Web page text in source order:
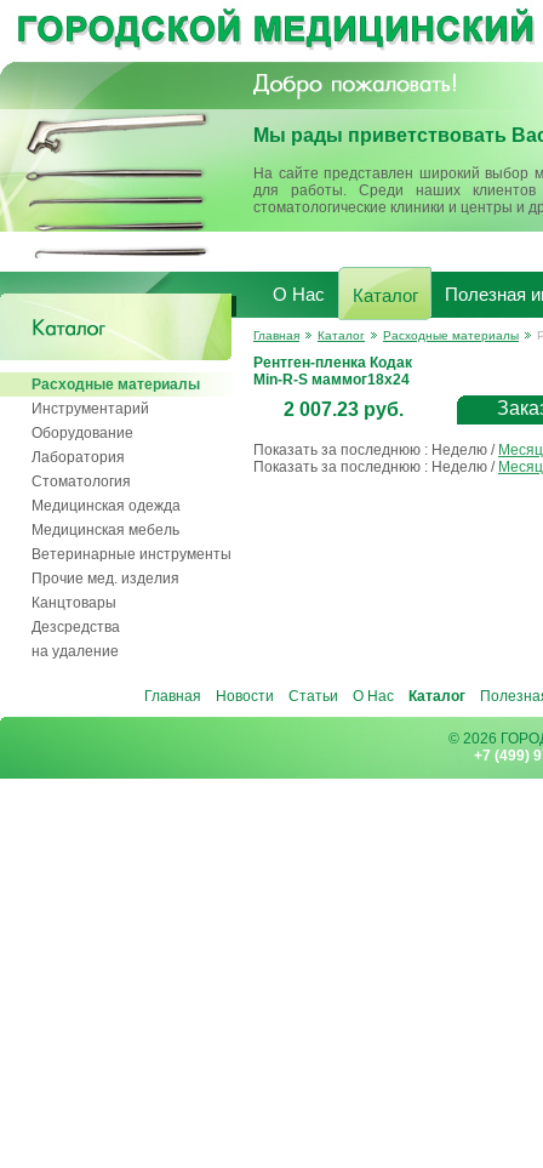
Мы рады приветствовать
На сайте представлен широкий выбор
для работы. Среди наших клиентов
стоматологические клиники и центры и
О Нас Каталог Полезная
Расходные материалы
Инструментарий
Оборудование
Лаборатория
Стоматология
Медицинская одежда
Медицинская мебель
Ветеринарные инструменты
Прочие мед. изделия
Канцтовары
Дезсредства
на удаление
Главная Каталог Расходные материалы
Рентген-пленка Кодак
Min-R-S маммог18х24
2 007.23 руб.
Показать за последнюю : Неделю / Месяц
Показать за последнюю : Неделю / Месяц
Главная Новости Статьи О Нас Каталог
© 2026
+7 (499)